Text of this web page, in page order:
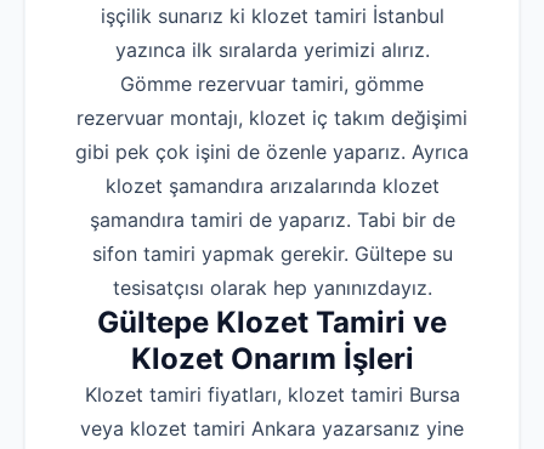
işçilik sunarız ki klozet tamiri İstanbul
yazınca ilk sıralarda yerimizi alırız.
Gömme rezervuar tamiri, gömme
rezervuar montajı, klozet iç takım değişimi
gibi pek çok işini de özenle yaparız. Ayrıca
klozet şamandıra arızalarında klozet
şamandıra tamiri de yaparız. Tabi bir de
sifon tamiri yapmak gerekir. Gültepe su
tesisatçısı olarak hep yanınızdayız.
Gültepe Klozet Tamiri ve
Klozet Onarım İşleri
Klozet tamiri fiyatları, klozet tamiri Bursa
veya klozet tamiri Ankara yazarsanız yine